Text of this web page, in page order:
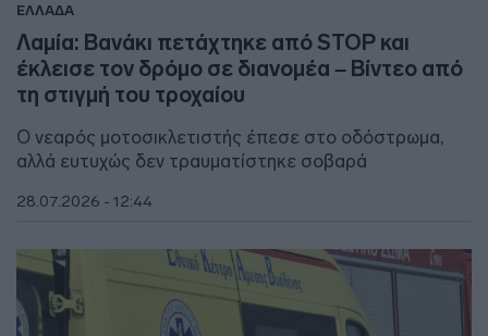
ΕΛΛΑΔΑ
Λαμία: Βανάκι πετάχτηκε από STOP και
έκλεισε τον δρόμο σε διανομέα – Βίντεο από
τη στιγμή του τροχαίου
Ο νεαρός μοτοσικλετιστής έπεσε στο οδόστρωμα,
αλλά ευτυχώς δεν τραυματίστηκε σοβαρά
28.07.2026 - 12:44